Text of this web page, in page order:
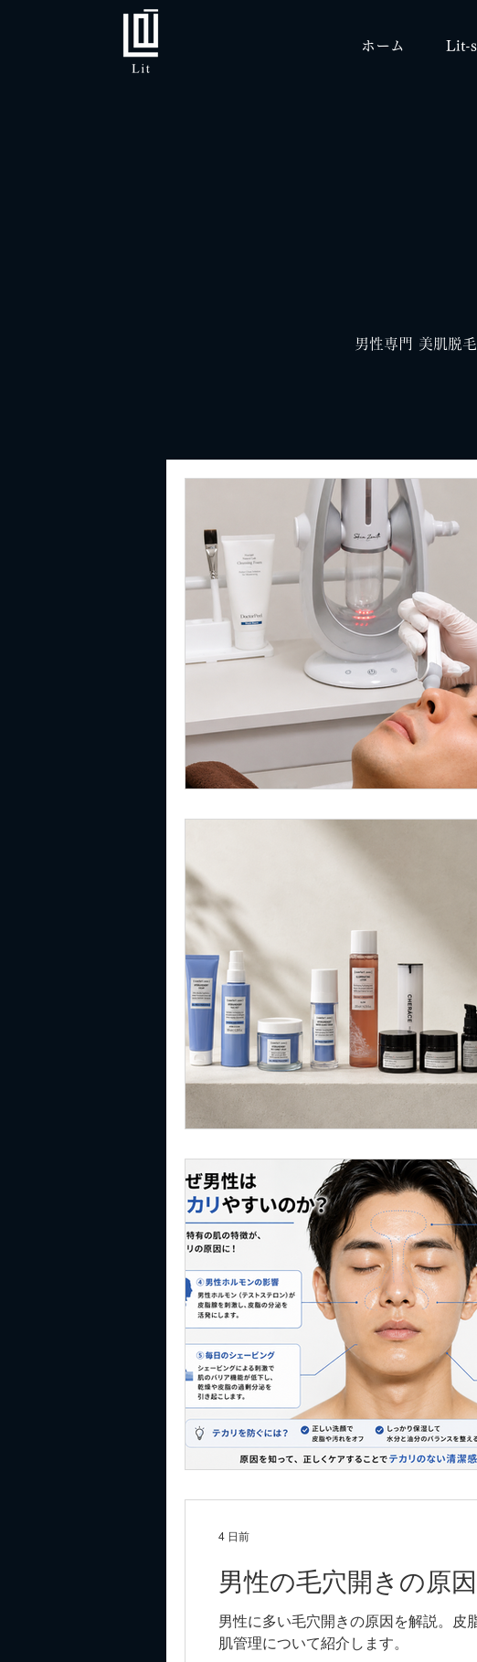
ホーム Lit-
男性専門 美肌脱
男性の毛穴開きの原
男性に多い毛穴開きの原因を解説。皮
肌管理について紹介します。
4 日前